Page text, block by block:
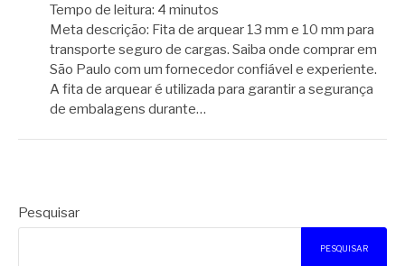
Tempo de leitura: 4 minutos
Meta descrição: Fita de arquear 13 mm e 10 mm para
transporte seguro de cargas. Saiba onde comprar em
São Paulo com um fornecedor confiável e experiente.
A fita de arquear é utilizada para garantir a segurança
de embalagens durante…
Pesquisar
PESQUISAR